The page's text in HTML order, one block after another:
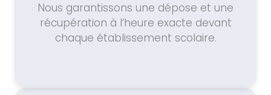
Nous garantissons une dépose et une
récupération à l’heure exacte devant
chaque établissement scolaire.